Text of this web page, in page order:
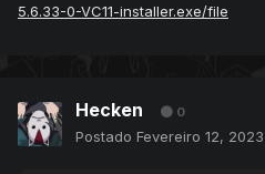
5.6.33-0-VC11-installer.exe/file
Hecken 0
Postado Fevereiro 12, 2023